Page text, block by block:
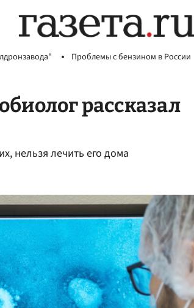
Проблемы с бензином в России
рассказал
нельзя лечить его дома